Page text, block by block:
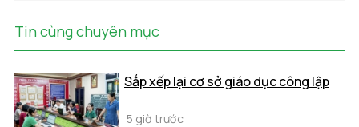
Tin cùng chuyên mục
Sắp xếp lại cơ sở giáo dục công lập
5 giờ trước